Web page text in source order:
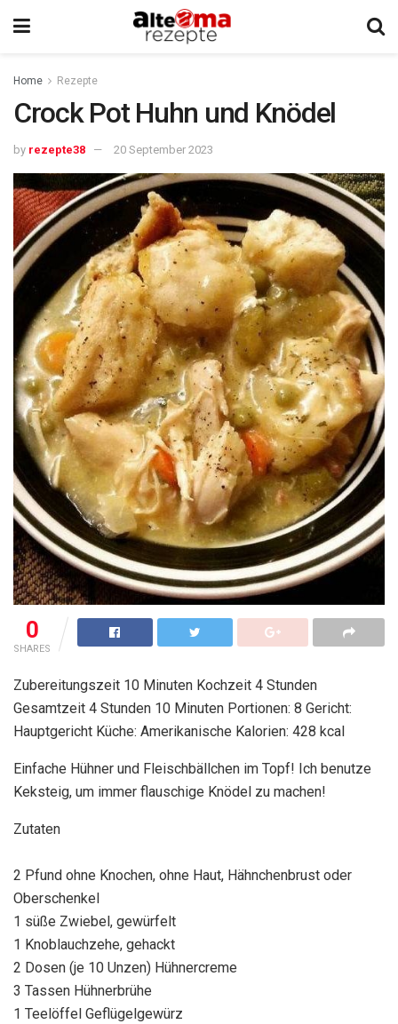
Home Rezepte
Crock Pot Huhn und Knödel
by rezepte38 20 September 2023
0
SHARES
Zubereitungszeit 10 Minuten Kochzeit 4 Stunden
Gesamtzeit 4 Stunden 10 Minuten Portionen: 8 Gericht:
Hauptgericht Küche: Amerikanische Kalorien: 428 kcal
Einfache Hühner und Fleischbällchen im Topf! Ich benutze
Keksteig, um immer flauschige Knödel zu machen!
Zutaten
2 Pfund ohne Knochen, ohne Haut, Hähnchenbrust oder
Oberschenkel
1 süße Zwiebel, gewürfelt
1 Knoblauchzehe, gehackt
2 Dosen (je 10 Unzen) Hühnercreme
3 Tassen Hühnerbrühe
1 Teelöffel Geflügelgewürz